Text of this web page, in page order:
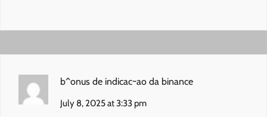
b^onus de indicac~ao da binance
July 8, 2025 at 3:33 pm